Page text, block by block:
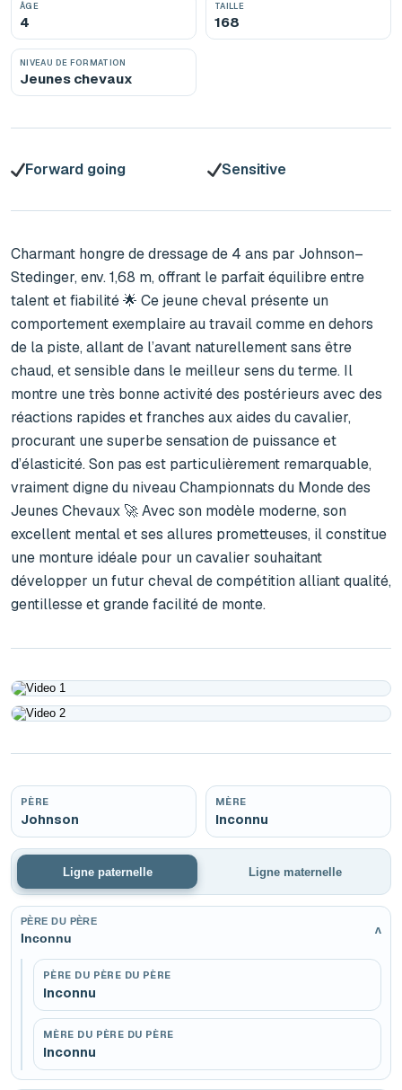
ÂGE
4
TAILLE
168
NIVEAU DE FORMATION
Jeunes chevaux
Forward going Sensitive
Charmant hongre de dressage de 4 ans par Johnson–
Stedinger, env. 1,68 m, offrant le parfait équilibre entre
talent et fiabilité 🌟 Ce jeune cheval présente un
comportement exemplaire au travail comme en dehors
de la piste, allant de l’avant naturellement sans être
chaud, et sensible dans le meilleur sens du terme. Il
montre une très bonne activité des postérieurs avec des
réactions rapides et franches aux aides du cavalier,
procurant une superbe sensation de puissance et
d’élasticité. Son pas est particulièrement remarquable,
vraiment digne du niveau Championnats du Monde des
Jeunes Chevaux 🚀 Avec son modèle moderne, son
excellent mental et ses allures prometteuses, il constitue
une monture idéale pour un cavalier souhaitant
développer un futur cheval de compétition alliant qualité,
gentillesse et grande facilité de monte.
Play
PÈRE
Johnson
MÈRE
Inconnu
Ligne paternelle Ligne maternelle
PÈRE DU PÈRE
Inconnu v
PÈRE DU PÈRE DU PÈRE
Inconnu
MÈRE DU PÈRE DU PÈRE
Inconnu